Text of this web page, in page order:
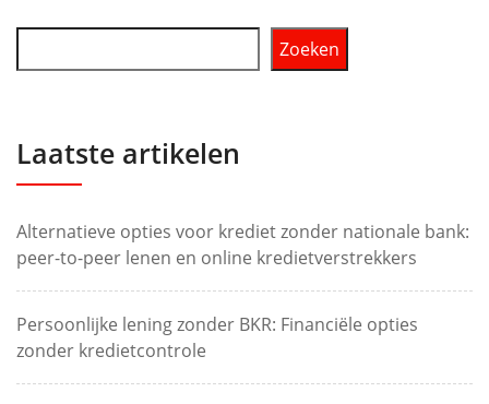
Zoeken
Laatste artikelen
Alternatieve opties voor krediet zonder nationale bank:
peer-to-peer lenen en online kredietverstrekkers
Persoonlijke lening zonder BKR: Financiële opties
zonder kredietcontrole